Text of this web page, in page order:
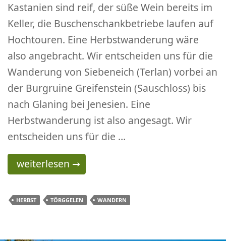
Kastanien sind reif, der süße Wein bereits im
Keller, die Buschenschankbetriebe laufen auf
Hochtouren. Eine Herbstwanderung wäre
also angebracht. Wir entscheiden uns für die
Wanderung von Siebeneich (Terlan) vorbei an
der Burgruine Greifenstein (Sauschloss) bis
nach Glaning bei Jenesien. Eine
Herbstwanderung ist also angesagt. Wir
entscheiden uns für die …
Herbstwanderung von Siebeneich über
weiterlesen →
HERBST TÖRGGELEN WANDERN